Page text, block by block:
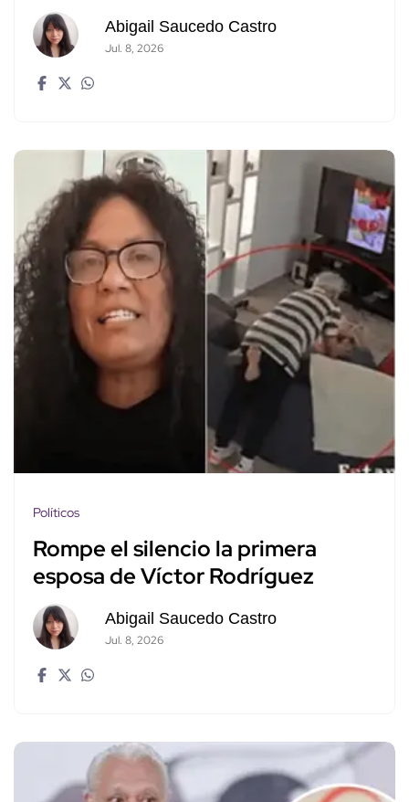
Abigail Saucedo Castro
Jul. 8, 2026
Políticos
Rompe el silencio la primera
esposa de Víctor Rodríguez
Abigail Saucedo Castro
Jul. 8, 2026